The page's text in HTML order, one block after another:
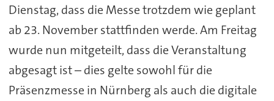
Dienstag, dass die Messe trotzdem wie geplant
ab 23. November stattfinden werde. Am Freitag
wurde nun mitgeteilt, dass die Veranstaltung
abgesagt ist – dies gelte sowohl für die
Präsenzmesse in Nürnberg als auch die digitale